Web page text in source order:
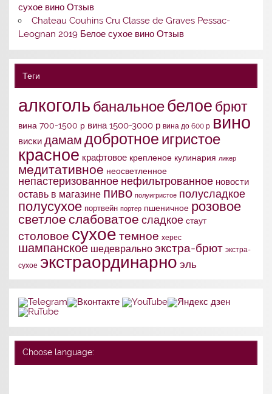
сухое вино Отзыв
Chateau Couhins Cru Classe de Graves Pessac-
Leognan 2019 Белое сухое вино Отзыв
Теги
алкоголь банальноебелое брют
вина 700-1500 р вина 1500-3000 р вина до 600 р вино
виски дамам добротное игристое
красное крафтовое крепленое кулинария ликер
медитативное неосветленное
непастеризованное нефильтрованное новости
оставь в магазине пиво полуигристое полусладкое
полусухое портвейн портер пшеничное розовое
светлое слабоватое сладкое стаут
столовое сухое темное херес
шампанское шедеврально экстра-брют экстра-
сухое экстраординарно эль
Choose language: